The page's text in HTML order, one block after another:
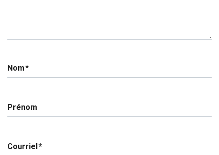
Nom
Prénom
Courriel